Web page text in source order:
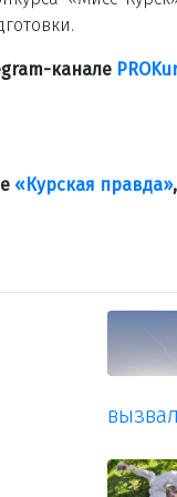
канале
«Курская правда»